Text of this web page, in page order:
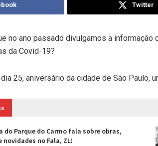
Twitter
no ano passado divulgamos a informação
da Covid-19?
25, aniversário da cidade de São Paulo,
do Parque do Carmo fala sobre obras,
novidades no Fala, ZL!